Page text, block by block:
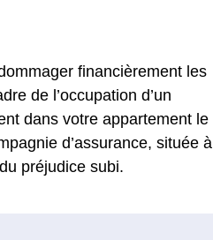
financièrement les
de l’occupation d’un
dans votre appartement le
d’assurance, située à
préjudice subi.